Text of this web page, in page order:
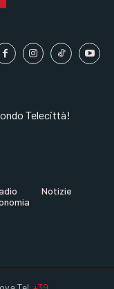
Telecittà!
Notizie